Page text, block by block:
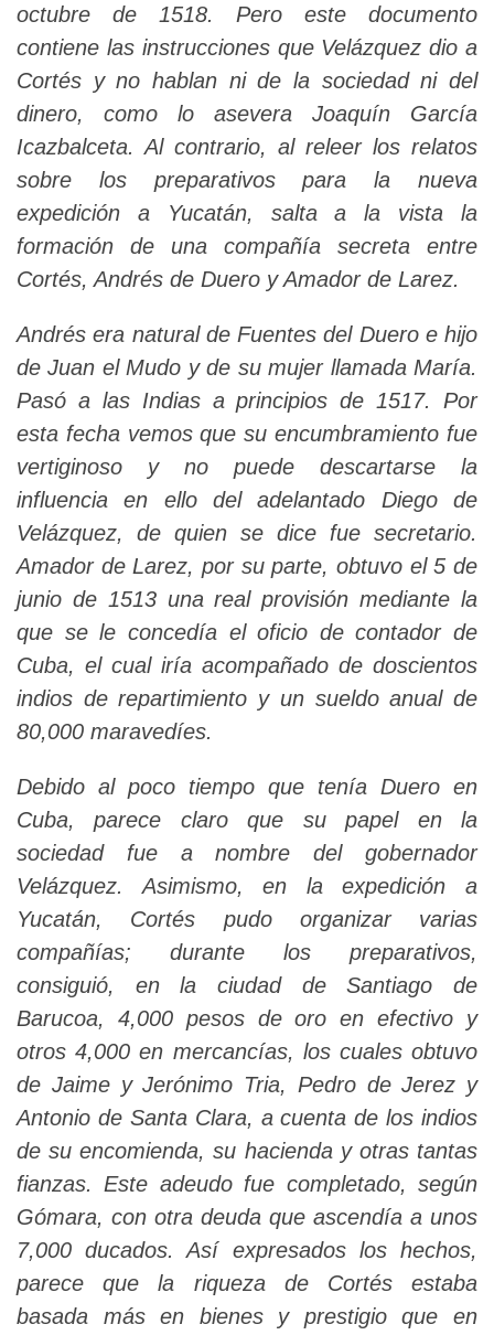
octubre de 1518. Pero este documento
contiene las instrucciones que Velázquez dio a
Cortés y no hablan ni de la sociedad ni del
dinero, como lo asevera Joaquín García
Icazbalceta. Al contrario, al releer los relatos
sobre los preparativos para la nueva
expedición a Yucatán, salta a la vista la
formación de una compañía secreta entre
Cortés, Andrés de Duero y Amador de Larez.
Andrés era natural de Fuentes del Duero e hijo
de Juan el Mudo y de su mujer llamada María.
Pasó a las Indias a principios de 1517. Por
esta fecha vemos que su encumbramiento fue
vertiginoso y no puede descartarse la
influencia en ello del adelantado Diego de
Velázquez, de quien se dice fue secretario.
Amador de Larez, por su parte, obtuvo el 5 de
junio de 1513 una real provisión mediante la
que se le concedía el oficio de contador de
Cuba, el cual iría acompañado de doscientos
indios de repartimiento y un sueldo anual de
80,000 maravedíes.
Debido al poco tiempo que tenía Duero en
Cuba, parece claro que su papel en la
sociedad fue a nombre del gobernador
Velázquez. Asimismo, en la expedición a
Yucatán, Cortés pudo organizar varias
compañías; durante los preparativos,
consiguió, en la ciudad de Santiago de
Barucoa, 4,000 pesos de oro en efectivo y
otros 4,000 en mercancías, los cuales obtuvo
de Jaime y Jerónimo Tria, Pedro de Jerez y
Antonio de Santa Clara, a cuenta de los indios
de su encomienda, su hacienda y otras tantas
fianzas. Este adeudo fue completado, según
Gómara, con otra deuda que ascendía a unos
7,000 ducados. Así expresados los hechos,
parece que la riqueza de Cortés estaba
basada más en bienes y prestigio que en